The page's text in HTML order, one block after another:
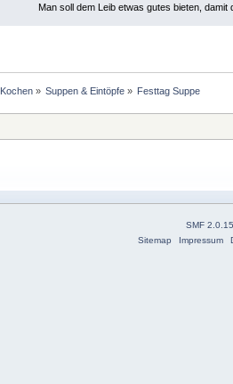
Man soll dem Leib etwas gutes bieten,
Kochen» Suppen & Eintöpfe » Festtag Suppe
SMF
Sitemap
Impressum